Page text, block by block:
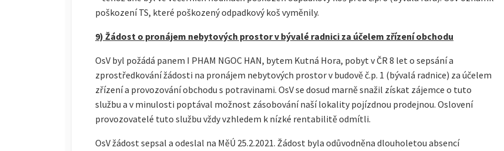
poškození TS, které poškozený odpadkový koš vyměnily.
9) Žádost o pronájem nebytových prostor v bývalé radnici za účelem zřízení obchodu
OsV byl požádá panem I PHAM NGOC HAN, bytem Kutná Hora, pobyt v ČR 8 let o sepsání a
zprostředkování žádosti na pronájem nebytových prostor v budově č.p. 1 (bývalá radnice) za účelem
zřízení a provozování obchodu s potravinami. OsV se dosud marně snažil získat zájemce o tuto
službu a v minulosti poptával možnost zásobování naší lokality pojízdnou prodejnou. Oslovení
provozovatelé tuto službu vždy vzhledem k nízké rentabilitě odmítli.
OsV žádost sepsal a odeslal na MěÚ 25.2.2021. Žádost byla odůvodněna dlouholetou absencí